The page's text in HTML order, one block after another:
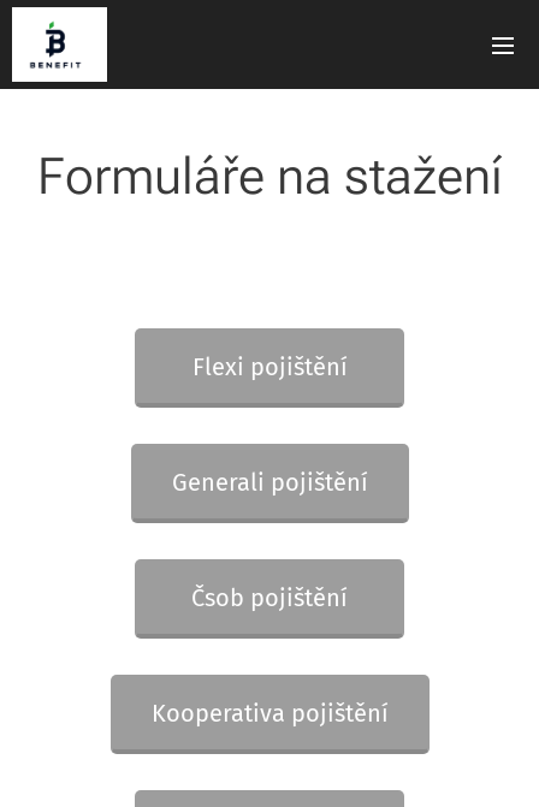
Formuláře na stažení
Flexi pojištění
Generali pojištění
Čsob pojištění
Kooperativa pojištění